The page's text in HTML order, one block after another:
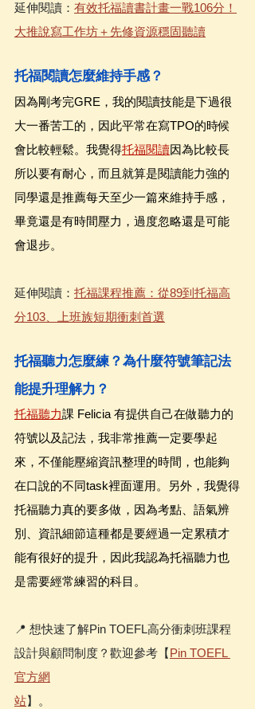
延伸閱讀： 有效托福讀書計畫一戰106分！
大推說寫工作坊＋先修資源穩固聽讀
托福閱讀怎麼維持手感？
因為剛考完GRE，我的閱讀技能是下過很
大一番苦工的，因此平常在寫TPO的時候
會比較輕鬆。我覺得托福閱讀因為比較長
所以要有耐心，而且就算是閱讀能力強的
同學還是推薦每天至少一篇來維持手感，
畢竟還是有時間壓力，過度忽略還是可能
會退步。
延伸閱讀： 托福課程推薦：從89到托福高
分103、上班族短期衝刺首選
托福聽力怎麼練？為什麼符號筆記法
能提升理解力？
托福聽力課 Felicia 有提供自己在做聽力的
符號以及記法，我非常推薦一定要學起
來，不僅能壓縮資訊整理的時間，也能夠
在口說的不同task裡面運用。另外，我覺得
托福聽力真的要多做，因為考點、語氣辨
別、資訊細節這種都是要經過一定累積才
能有很好的提升，因此我認為托福聽力也
是需要經常練習的科目。
📍 想快速了解Pin TOEFL高分衝刺班課程
設計與顧問制度？歡迎參考【Pin TOEFL
官方網
站】。